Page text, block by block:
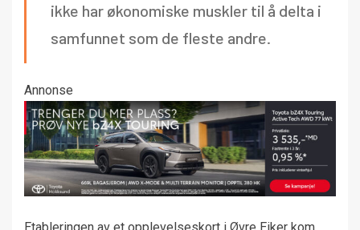
ikke har økonomiske muskler til å delta i
samfunnet som de fleste andre.
Annonse